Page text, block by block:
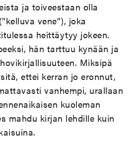
ja toiveestaan olla
vene”), joka
heittäytyy jokeen.
hän tarttuu kynään ja
Miksipä
ettei kerran jo eronnut,
vanhempi, urallaan
kuoleman
mahdu kirjan lehdille kuin